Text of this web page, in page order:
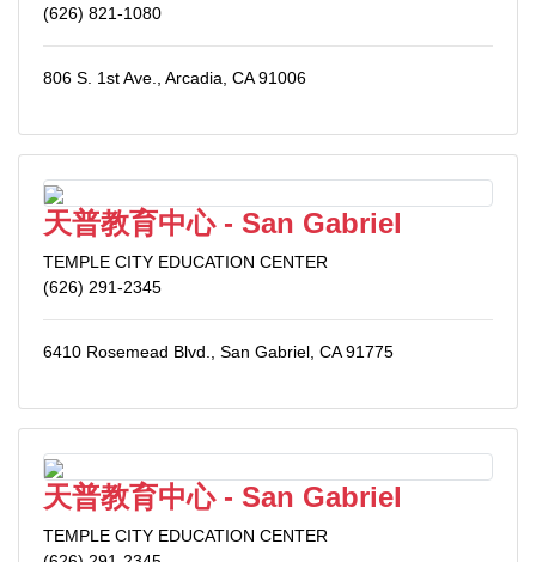
(626) 821-1080
806 S. 1st Ave., Arcadia, CA 91006
天普教育中心 - San Gabriel
TEMPLE CITY EDUCATION CENTER
(626) 291-2345
6410 Rosemead Blvd., San Gabriel, CA 91775
天普教育中心 - San Gabriel
TEMPLE CITY EDUCATION CENTER